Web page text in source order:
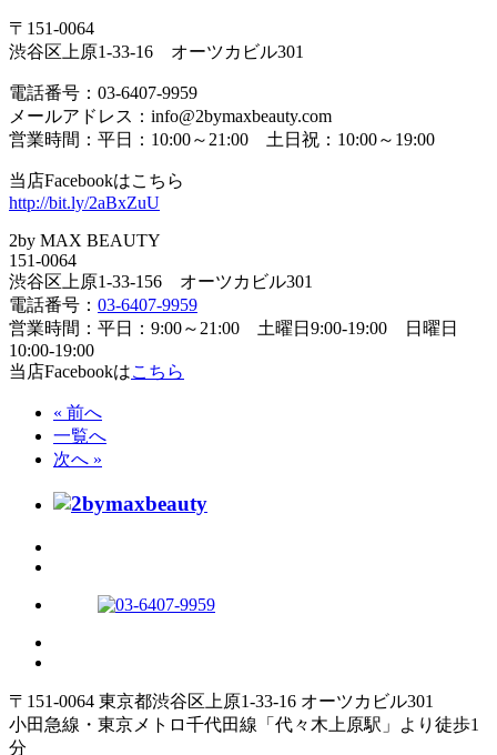
〒151-0064
渋谷区上原1-33-16 オーツカビル301
電話番号：03-6407-9959
メールアドレス：info@2bymaxbeauty.com
営業時間：平日：10:00～21:00 土日祝：10:00～19:00
当店Facebookはこちら
http://bit.ly/2aBxZuU
2by MAX BEAUTY
151-0064
渋谷区上原1-33-156 オーツカビル301
電話番号： 03-6407-9959
営業時間：平日：9:00～21:00 土曜日9:00-19:00 日曜日
10:00-19:00
当店Facebookはこちら
« 前へ
一覧へ
次へ »
〒151-0064 東京都渋谷区上原1-33-16 オーツカビル301
小田急線・東京メトロ千代田線「代々木上原駅」より徒歩1
分